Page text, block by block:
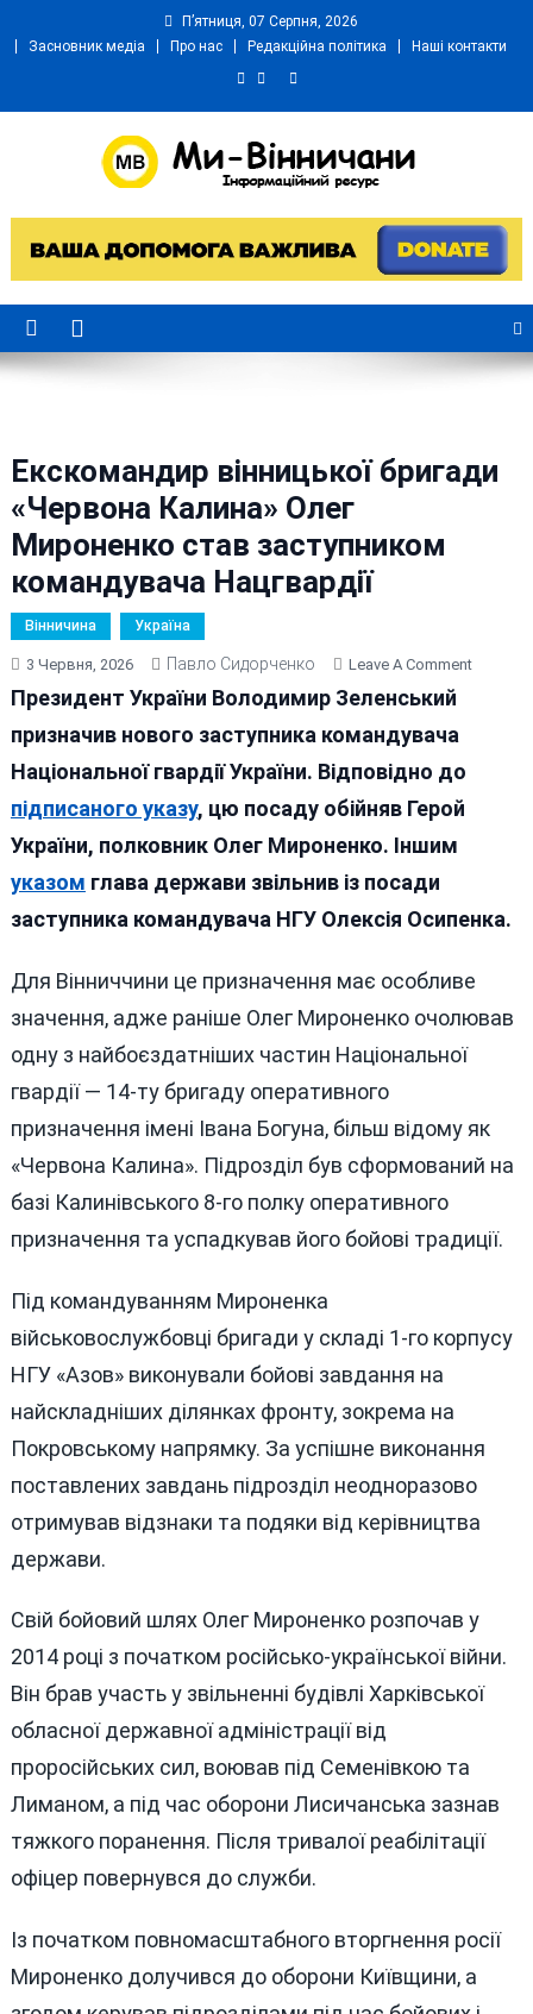
П’ятниця, 07 Серпня, 2026
Засновник медіа
Про нас Редакційна політика Наші контакти
Ми Вінничани
Екскомандир вінницької бригади
«Червона Калина» Олег
Мироненко став заступником
командувача Нацгвардії
Вінничина Україна
3 Червня, 2026 Павло Сидорченко Leave A CommentOn
Президент України Володимир Зеленський
призначив нового заступника командувача
Національної гвардії України. Відповідно до
підписаного указу, цю посаду обійняв Герой
України, полковник Олег Мироненко. Іншим
указом глава держави звільнив із посади
заступника командувача НГУ Олексія Осипенка.
Для Вінниччини це призначення має особливе
значення, адже раніше Олег Мироненко очолював
одну з найбоєздатніших частин Національної
гвардії — 14-ту бригаду оперативного
призначення імені Івана Богуна, більш відому як
«Червона Калина». Підрозділ був сформований на
базі Калинівського 8-го полку оперативного
призначення та успадкував його бойові традиції.
Під командуванням Мироненка
військовослужбовці бригади у складі 1-го корпусу
НГУ «Азов» виконували бойові завдання на
найскладніших ділянках фронту, зокрема на
Покровському напрямку. За успішне виконання
поставлених завдань підрозділ неодноразово
отримував відзнаки та подяки від керівництва
держави.
Свій бойовий шлях Олег Мироненко розпочав у
2014 році з початком російсько-української війни.
Він брав участь у звільненні будівлі Харківської
обласної державної адміністрації від
проросійських сил, воював під Семенівкою та
Лиманом, а під час оборони Лисичанська зазнав
тяжкого поранення. Після тривалої реабілітації
офіцер повернувся до служби.
Із початком повномасштабного вторгнення росії
Мироненко долучився до оборони Київщини, а